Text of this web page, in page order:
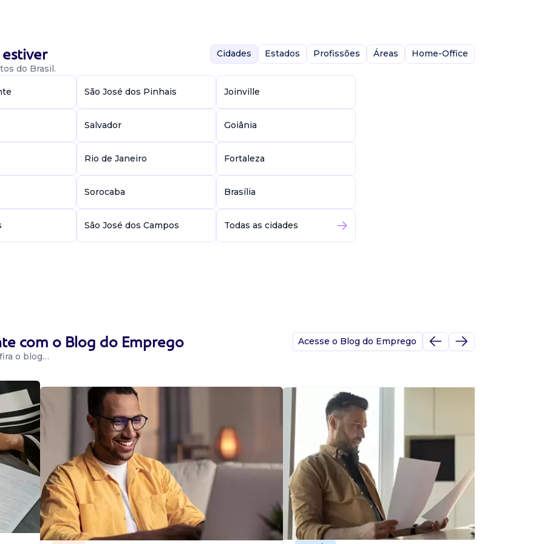
vale ...
Requisitos: -
e (a)
via
p...
- com ou sem
do Brasil.
Cidades Estados Profissões Áreas Home-Office
São José dos Pinhais Joinville
Salvador Goiânia
Rio de Janeiro Fortaleza
Sorocaba Brasília
São José dos Campos Todas as cidades
com o Blog do Emprego
o blog…
Acesse o Blog do Emprego